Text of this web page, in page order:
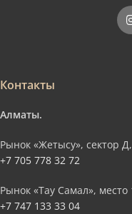
Контакты
Алматы.
Рынок «Жетысу», сектор
+7 705 778 32 72
Рынок «Тау Самал», место
+7 747 133 33 04